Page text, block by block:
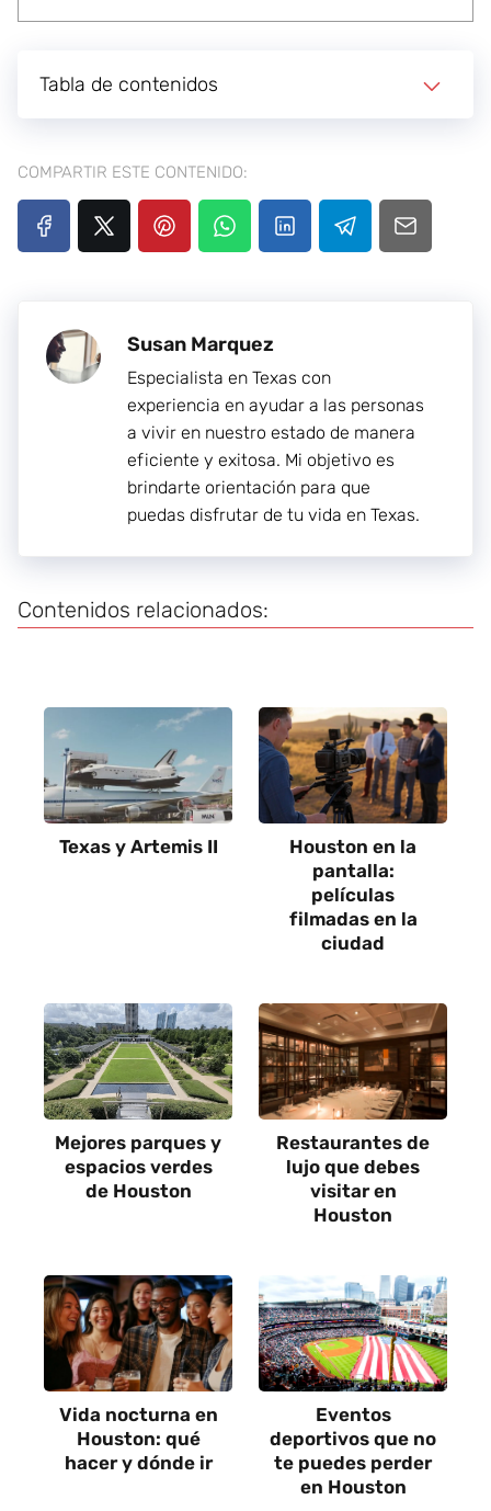
Tabla de contenidos
COMPARTIR ESTE CONTENIDO:
Susan Marquez
Especialista en Texas con
experiencia en ayudar a las personas
a vivir en nuestro estado de manera
eficiente y exitosa. Mi objetivo es
brindarte orientación para que
puedas disfrutar de tu vida en Texas.
Contenidos relacionados:
Texas y Artemis II
Houston en la
pantalla:
películas
filmadas en la
ciudad
Mejores parques y
espacios verdes
de Houston
Restaurantes de
lujo que debes
visitar en
Houston
Vida nocturna en
Houston: qué
hacer y dónde ir
Eventos
deportivos que no
te puedes perder
en Houston